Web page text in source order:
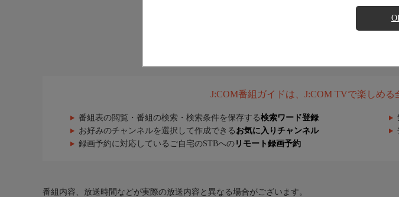
J:COM番組ガイドは、J:COM TVで楽しめ
番組表の閲覧・番組の検索・検索条件を保存する検索ワード登録
お好みのチャンネルを選択して作成できる お気に入りチャンネル
録画予約に対応しているご自宅のSTBへの リモート録画予約
番組内容、放送時間などが実際の放送内容と異なる場合がございます。